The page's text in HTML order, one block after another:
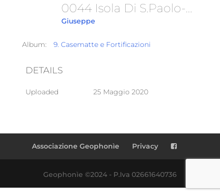
0044 Isola Di S.Paolo-Fortificazioni
Giuseppe
Album: 9. Casematte e Fortificazioni
DETAILS
Uploaded 25 Maggio 2020
Associazione Geophonìe Privacy
Geophonìe ©2024 - P.Iva 02661640736